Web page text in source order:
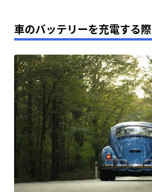
車のバッテリーを充電する